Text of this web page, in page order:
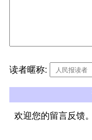
读者暱称:
欢迎您的留言反馈。